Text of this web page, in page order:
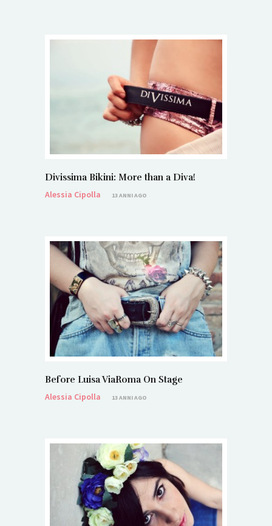
Divissima Bikini: More than a Diva!
Alessia Cipolla
13 ANNI AGO
Before Luisa ViaRoma On Stage
Alessia Cipolla
13 ANNI AGO